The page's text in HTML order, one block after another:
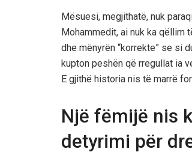
Mësuesi, megjithatë, nuk
Mohammedit, ai nuk ka qëllim
dhe mënyrën “korrekte” se si
kupton peshën që rregullat ia
E gjithë historia nis të marrë
Një fëmijë nis
detyrimi për